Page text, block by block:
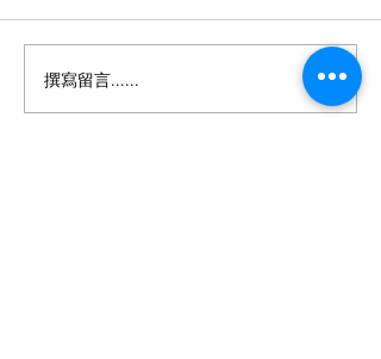
撰寫留言......